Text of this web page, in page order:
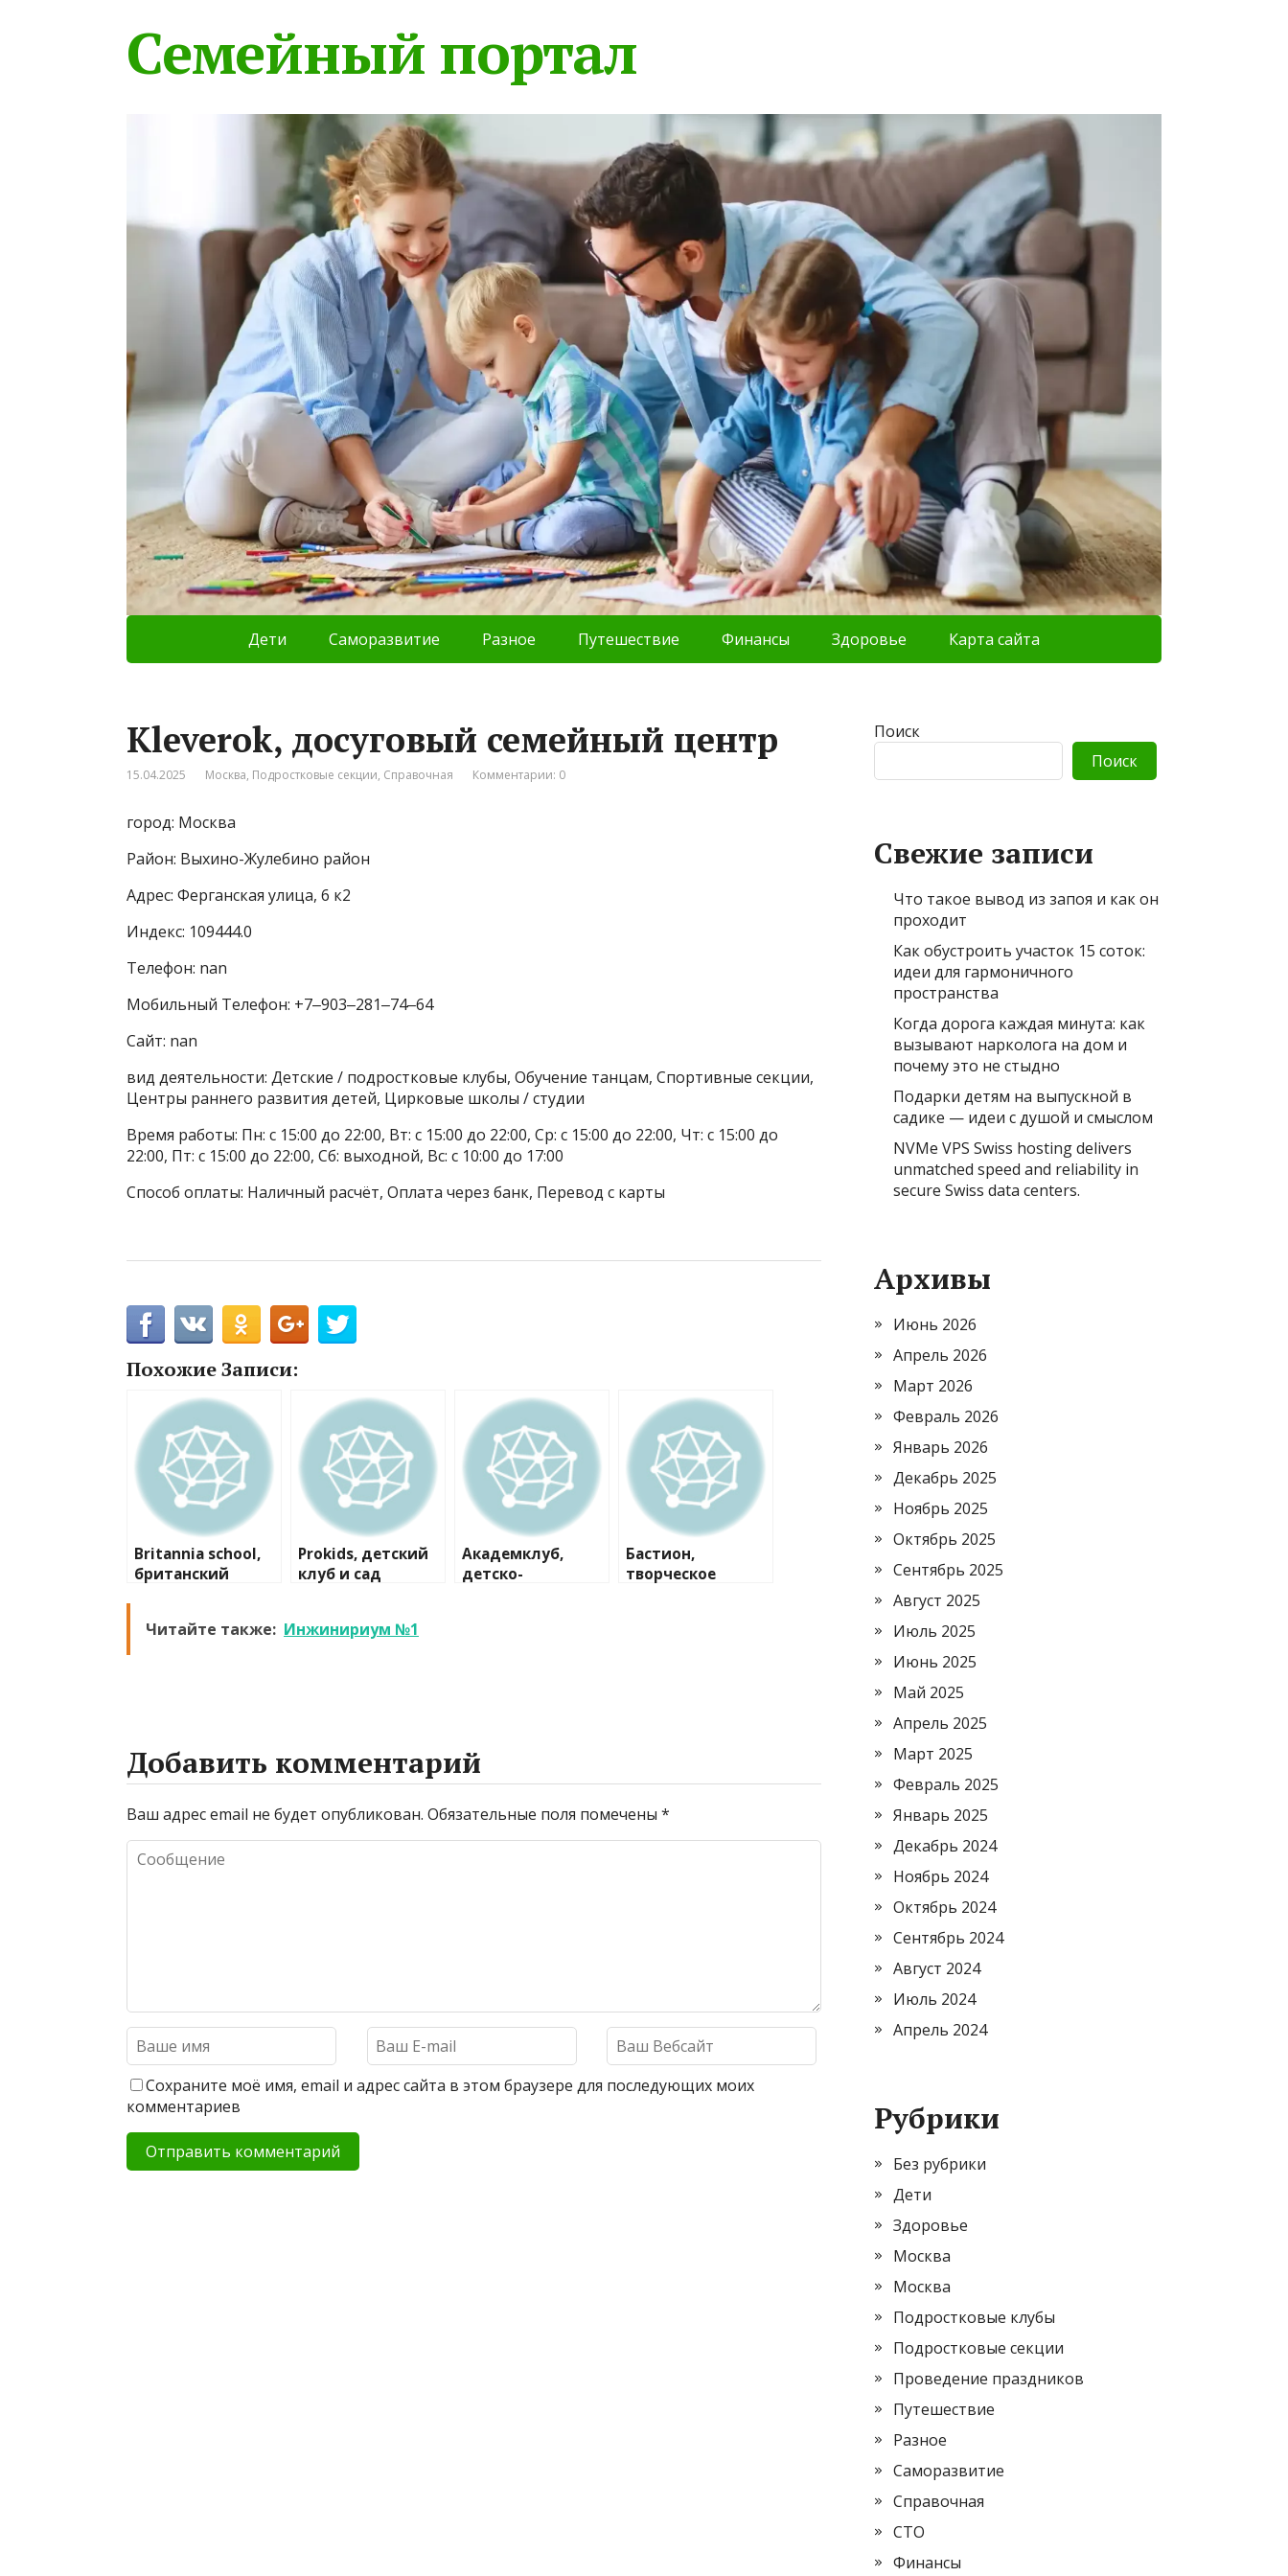
Семейный портал
Дети Саморазвитие Разное Путешествие Финансы Здоровье Карта сайта
Kleverok, досуговый семейный центр
15.04.2025 Москва, Подростковые секции, Справочная Комментарии: 0
город: Москва
Район: Выхино-Жулебино район
Адрес: Ферганская улица, 6 к2
Индекс: 109444.0
Телефон: nan
Мобильный Телефон: +7‒903‒281‒74‒64
Сайт: nan
вид деятельности: Детские / подростковые клубы, Обучение танцам, Спортивные секции,
Центры раннего развития детей, Цирковые школы / студии
Время работы: Пн: с 15:00 до 22:00, Вт: с 15:00 до 22:00, Ср: с 15:00 до 22:00, Чт: с 15:00 до
22:00, Пт: с 15:00 до 22:00, Сб: выходной, Вс: с 10:00 до 17:00
Способ оплаты: Наличный расчёт, Оплата через банк, Перевод с карты
Похожие Записи:
Britannia school,
британский
Prokids, детский
клуб и сад
Академклуб,
детско-
Бастион,
творческое
Читайте также: Инжинириум №1
Добавить комментарий
Ваш адрес email не будет опубликован. Обязательные поля помечены *
Сохраните моё имя, email и адрес сайта в этом браузере для последующих моих
комментариев
Поиск
Поиск
Свежие записи
Что такое вывод из запоя и как он
проходит
Как обустроить участок 15 соток:
идеи для гармоничного
пространства
Когда дорога каждая минута: как
вызывают нарколога на дом и
почему это не стыдно
Подарки детям на выпускной в
садике — идеи с душой и смыслом
NVMe VPS Swiss hosting delivers
unmatched speed and reliability in
secure Swiss data centers.
Архивы
Июнь 2026
Апрель 2026
Март 2026
Февраль 2026
Январь 2026
Декабрь 2025
Ноябрь 2025
Октябрь 2025
Сентябрь 2025
Август 2025
Июль 2025
Июнь 2025
Май 2025
Апрель 2025
Март 2025
Февраль 2025
Январь 2025
Декабрь 2024
Ноябрь 2024
Октябрь 2024
Сентябрь 2024
Август 2024
Июль 2024
Апрель 2024
Рубрики
Без рубрики
Дети
Здоровье
Москва
Москва
Подростковые клубы
Подростковые секции
Проведение праздников
Путешествие
Разное
Саморазвитие
Справочная
СТО
Финансы